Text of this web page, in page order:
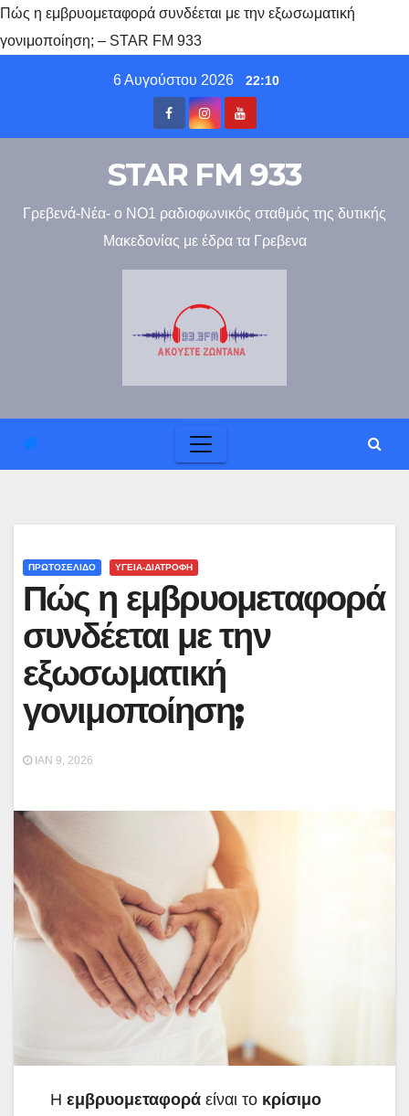
Πώς η εμβρυομεταφορά συνδέεται με την εξωσωματική
γονιμοποίηση; – STAR FM 933
6 Αυγούστου 2026 22:10
STAR FM 933
Γρεβενά-Νέα- ο ΝΟ1 ραδιοφωνικός σταθμός της δυτικής
Μακεδονίας με έδρα τα Γρεβενα
ΠΡΩΤΟΣΕΛΙΔΟ ΥΓΕΙΑ-ΔΙΑΤΡΟΦΗ
Πώς η εμβρυομεταφορά
συνδέεται με την
εξωσωματική
γονιμοποίηση;
ΙΑΝ 9, 2026
Η εμβρυομεταφορά είναι το κρίσιμο